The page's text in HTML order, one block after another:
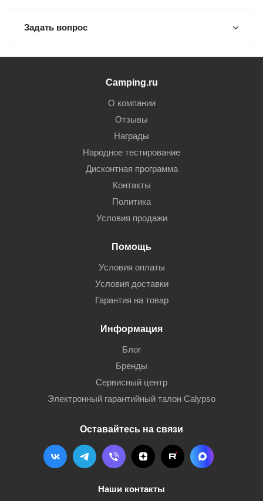
Задать вопрос
Camping.ru
О компании
Отзывы
Награды
Народное тестирование
Дисконтная программа
Контакты
Политика
Условия продажи
Помощь
Условия оплаты
Условия доставки
Гарантия на товар
Информация
Блог
Бренды
Сервисный центр
Электронный гарантийный талон Calypso
Оставайтесь на связи
Наши контакты